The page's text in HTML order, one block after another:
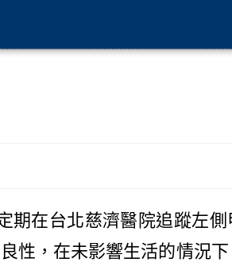
在台北慈濟醫院追蹤左側
性，在未影響生活的情況